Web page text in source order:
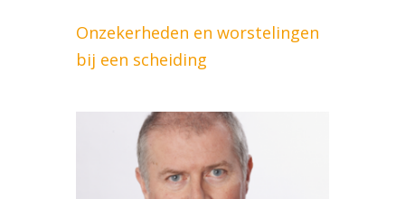
Onzekerheden en worstelingen
bij een scheiding